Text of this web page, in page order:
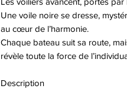
Une voile noire se dresse,
au cœur de l’harmonie.
Chaque bateau suit sa route,
révèle toute la force de
Description